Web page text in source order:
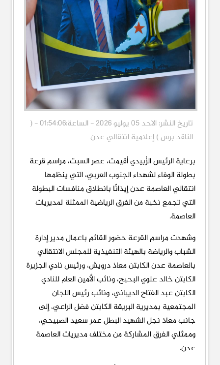
تاريخ النشر: الاحد 05 يوليو 2026 - الساعة:01:54:06 - (
الناقد برس ) إعلامية انتقالي عدن
برعاية الرئيس الزُبيدي اُقيمت، عصر السبت، مراسم قرعة
بطولة الوفاء لشهداء الجنوب العربي، التي ينظمها
انتقالي العاصمة عدن إيذانًا بانطلاق منافسات البطولة
التي تجمع نخبة من الفرق الرياضية الممثلة لمديريات
العاصمة.
وشهدت مراسم القرعة حضور القائم باعمال مدير إدارة
الشباب والرياضة بالهيئة التنفيذية للمجلس الانتقالي
بالعاصمة عدن الكابتن معاذ درويش، ورئيس نادي الجزيرة
الكابتن خالد علوي البحبح، ونائب الأمين العام للنادي
الكابتن عبد الفتاح الديباني، ونائب رئيس اللجان
المجتمعية بمديرية البريقة الكابتن فضل الراعي، إلى
جانب معاذ نجل الشهيد البطل عمر سعيد الصبيحي،
وممثلي الفرق المشاركة من مختلف مديريات العاصمة
عدن.